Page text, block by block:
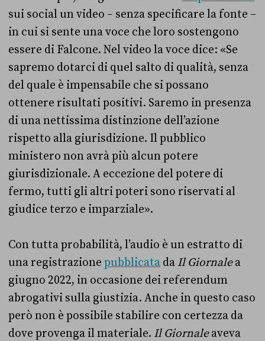
sui social un video – senza specificare la fonte –
in cui si sente una voce che loro sostengono
essere di Falcone. Nel video la voce dice: «Se
sapremo dotarci di quel salto di qualità, senza
del quale è impensabile che si possano
ottenere risultati positivi. Saremo in presenza
di una nettissima distinzione dell’azione
rispetto alla giurisdizione. Il pubblico
ministero non avrà più alcun potere
giurisdizionale. A eccezione del potere di
fermo, tutti gli altri poteri sono riservati al
giudice terzo e imparziale».
Con tutta probabilità, l’audio è un estratto di
una registrazione pubblicata da Il Giornalea
giugno 2022, in occasione dei referendum
abrogativi sulla giustizia. Anche in questo caso
però non è possibile stabilire con certezza da
dove provenga il materiale. Il Giornaleaveva